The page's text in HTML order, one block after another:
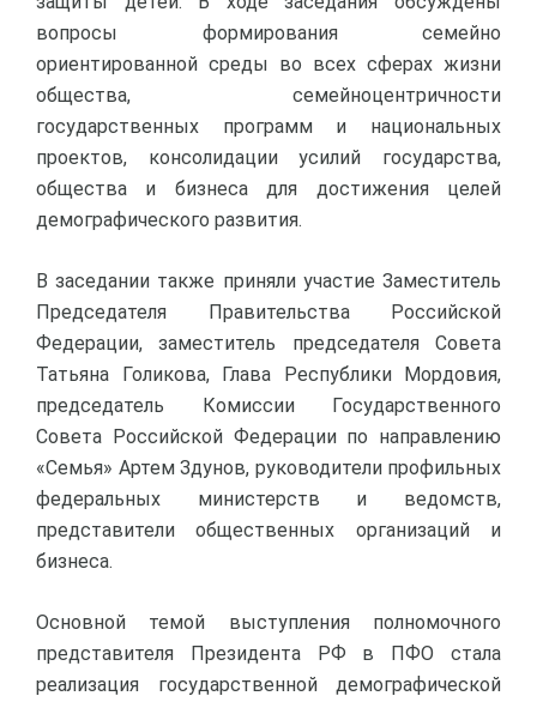
вопросы формирования семейно
ориентированной среды во всех сферах жизни
общества, семейноцентричности
государственных программ и национальных
проектов, консолидации усилий государства,
общества и бизнеса для достижения целей
демографического развития.
В заседании также приняли участие Заместитель
Председателя Правительства Российской
Федерации, заместитель председателя Совета
Татьяна Голикова, Глава Республики Мордовия,
председатель Комиссии Государственного
Совета Российской Федерации по направлению
«Семья» Артем Здунов, руководители профильных
федеральных министерств и ведомств,
представители общественных организаций и
бизнеса.
Основной темой выступления полномочного
представителя Президента РФ в ПФО стала
реализация государственной демографической